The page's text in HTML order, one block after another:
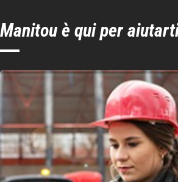
Manitou è qui per